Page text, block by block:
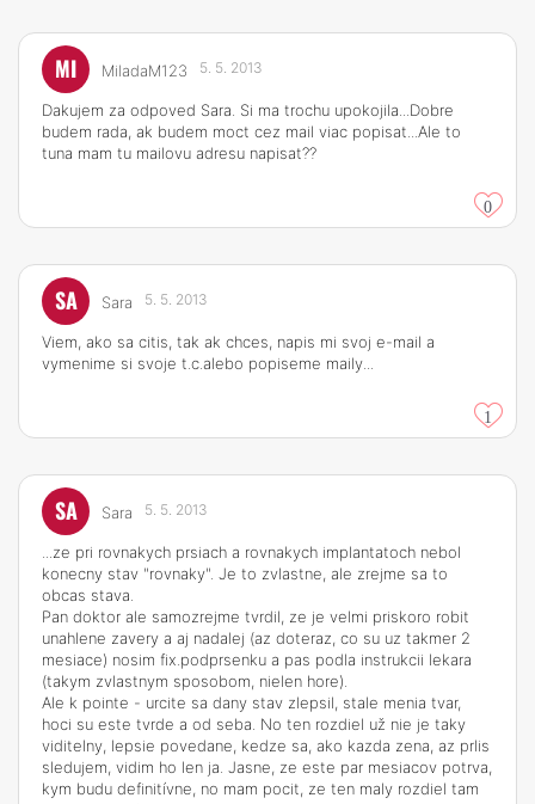
MI MiladaM123 5. 5. 2013
Dakujem za odpoved Sara. Si ma trochu upokojila...Dobre
budem rada, ak budem moct cez mail viac popisat...Ale to
tuna mam tu mailovu adresu napisat??
0
SA Sara 5. 5. 2013
Viem, ako sa citis, tak ak chces, napis mi svoj e-mail a
vymenime si svoje t.c.alebo popiseme maily...
1
SA Sara 5. 5. 2013
...ze pri rovnakych prsiach a rovnakych implantatoch nebol
konecny stav "rovnaky". Je to zvlastne, ale zrejme sa to
obcas stava.
Pan doktor ale samozrejme tvrdil, ze je velmi priskoro robit
unahlene zavery a aj nadalej (az doteraz, co su uz takmer 2
mesiace) nosim fix.podprsenku a pas podla instrukcii lekara
(takym zvlastnym sposobom, nielen hore).
Ale k pointe - urcite sa dany stav zlepsil, stale menia tvar,
hoci su este tvrde a od seba. No ten rozdiel už nie je taky
viditelny, lepsie povedane, kedze sa, ako kazda zena, az prlis
sledujem, vidim ho len ja. Jasne, ze este par mesiacov potrva,
kym budu definitívne, no mam pocit, ze ten maly rozdiel tam